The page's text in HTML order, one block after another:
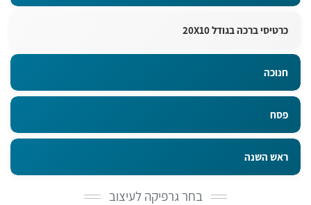
כרטיסי ברכה בגודל 20X10
חנוכה
פסח
ראש השנה
בחר גרפיקה לעיצוב